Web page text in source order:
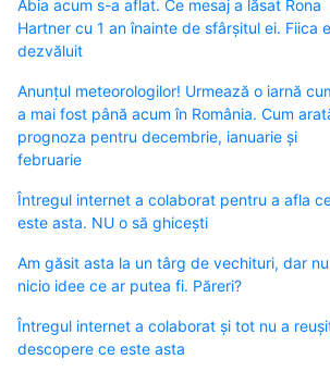
Abia acum s-a aflat. Ce mesaj a lăsat Rona
Hartner cu 1 an înainte de sfârșitul ei. Fiica
dezvăluit
Anunțul meteorologilor! Urmează o iarnă
a mai fost până acum în România. Cum
prognoza pentru decembrie, ianuarie și
februarie
Întregul internet a colaborat pentru a afla
este asta. NU o să ghicești
Am găsit asta la un târg de vechituri, dar
nicio idee ce ar putea fi. Păreri?
Întregul internet a colaborat și tot nu a
descopere ce este asta